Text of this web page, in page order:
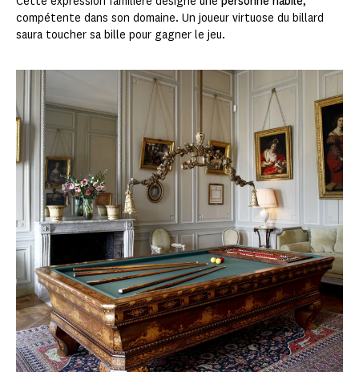
compétente dans son domaine. Un joueur virtuose du billard
saura toucher sa bille pour gagner le jeu.